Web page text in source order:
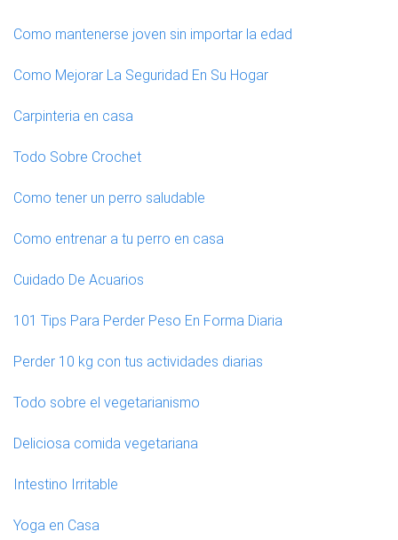
Como mantenerse joven sin importar la edad
Como Mejorar La Seguridad En Su Hogar
Carpinteria en casa
Todo Sobre Crochet
Como tener un perro saludable
Como entrenar a tu perro en casa
Cuidado De Acuarios
101 Tips Para Perder Peso En Forma Diaria
Perder 10 kg con tus actividades diarias
Todo sobre el vegetarianismo
Deliciosa comida vegetariana
Intestino Irritable
Yoga en Casa